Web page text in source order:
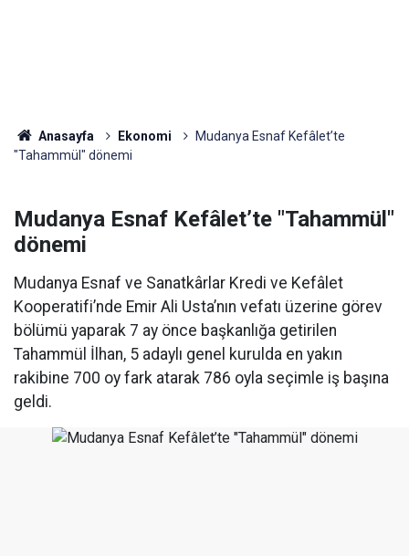
Anasayfa Ekonomi
Mudanya Esnaf Kefâlet’te
"Tahammül" dönemi
Mudanya Esnaf Kefâlet’te "Tahammül"
dönemi
Mudanya Esnaf ve Sanatkârlar Kredi ve Kefâlet
Kooperatifi’nde Emir Ali Usta’nın vefatı üzerine görev
bölümü yaparak 7 ay önce başkanlığa getirilen
Tahammül İlhan, 5 adaylı genel kurulda en yakın
rakibine 700 oy fark atarak 786 oyla seçimle iş başına
geldi.